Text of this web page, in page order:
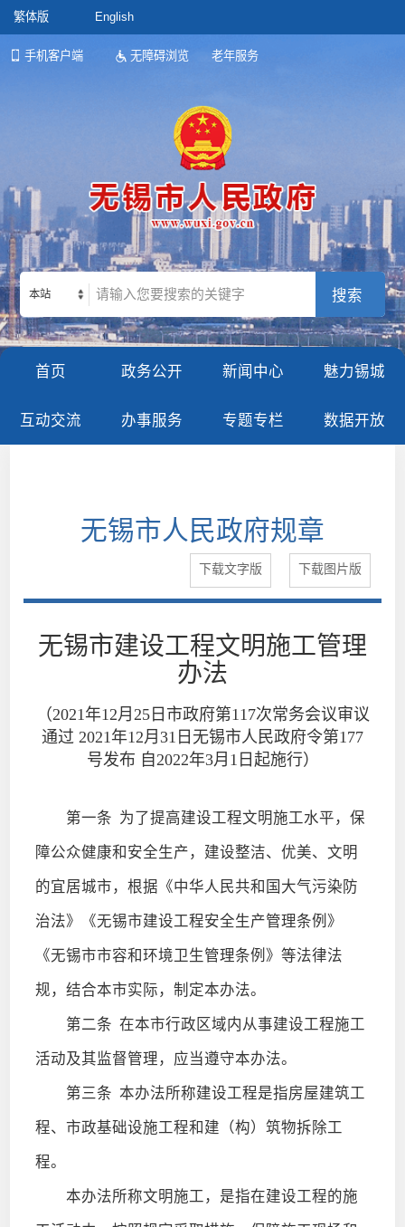
繁体版 English
手机客户端 无障碍浏览 老年服务
本站
首页 政务公开 新闻中心 魅力锡城
互动交流 办事服务 专题专栏 数据开放
无锡市人民政府规章
下载文字版 下载图片版
无锡市建设工程文明施工管理
办法
（2021年12月25日市政府第117次常务会议审议
通过 2021年12月31日无锡市人民政府令第177
号发布 自2022年3月1日起施行）
第一条 为了提高建设工程文明施工水平，保
障公众健康和安全生产，建设整洁、优美、文明
的宜居城市，根据《中华人民共和国大气污染防
治法》《无锡市建设工程安全生产管理条例》
《无锡市市容和环境卫生管理条例》等法律法
规，结合本市实际，制定本办法。
第二条 在本市行政区域内从事建设工程施工
活动及其监督管理，应当遵守本办法。
第三条 本办法所称建设工程是指房屋建筑工
程、市政基础设施工程和建（构）筑物拆除工
程。
本办法所称文明施工，是指在建设工程的施